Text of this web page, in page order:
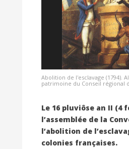
Abolition de l'esclavage (1794).
patrimoine du Conseil régional
Le 16 pluviôse an II (4
l’assemblée de la
l’abolition de l’
colonies françaises.